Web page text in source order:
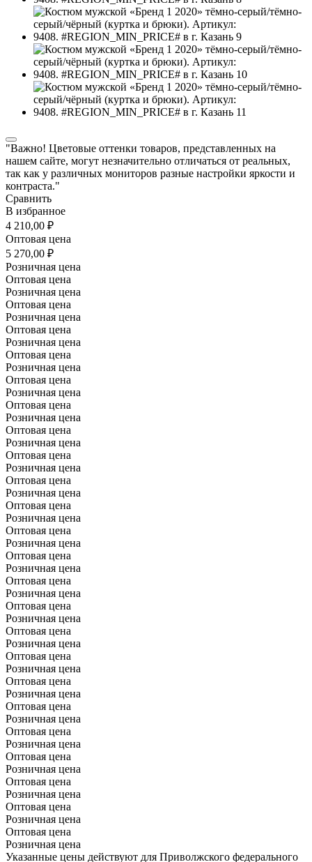
"Важно! Цветовые оттенки товаров, представленных на
нашем сайте, могут незначительно отличаться от реальных,
так как у различных мониторов разные настройки яркости и
контраста."
Сравнить
В избранное
4 210,00 ₽
Оптовая цена
5 270,00 ₽
Розничная цена
Оптовая цена
Розничная цена
Оптовая цена
Розничная цена
Оптовая цена
Розничная цена
Оптовая цена
Розничная цена
Оптовая цена
Розничная цена
Оптовая цена
Розничная цена
Оптовая цена
Розничная цена
Оптовая цена
Розничная цена
Оптовая цена
Розничная цена
Оптовая цена
Розничная цена
Оптовая цена
Розничная цена
Оптовая цена
Розничная цена
Оптовая цена
Розничная цена
Оптовая цена
Розничная цена
Оптовая цена
Розничная цена
Оптовая цена
Розничная цена
Оптовая цена
Розничная цена
Оптовая цена
Розничная цена
Оптовая цена
Розничная цена
Оптовая цена
Розничная цена
Оптовая цена
Розничная цена
Оптовая цена
Розничная цена
Оптовая цена
Розничная цена
Указанные цены действуют для Приволжского федерального